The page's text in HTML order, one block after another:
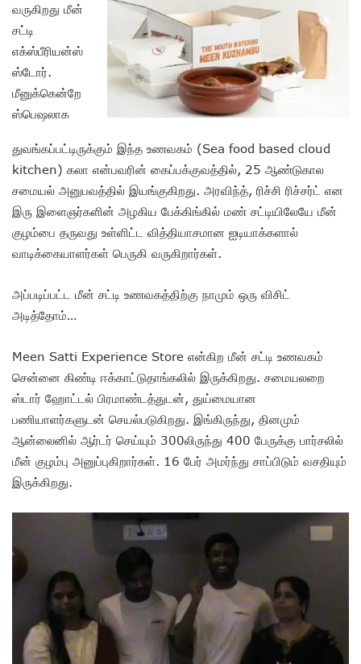
வருகிறது மீன்
சட்டி
எக்ஸ்பீரியன்ஸ்
ஸ்டோர்.
மீனுக்கென்றே
ஸ்பெஷலாக
துவங்கப்பட்டிருக்கும் இந்த உணவகம் (Sea food based cloud
kitchen) கலா என்பவரின் கைப்பக்குவத்தில், 25 ஆண்டுகால
சமையல் அனுபவத்தில் இயங்குகிறது. அரவிந்த், ரிச்சி ரிச்சர்ட் என
இரு இளைஞர்களின் அழகிய பேக்கிங்கில் மண் சட்டியிலேயே மீன்
குழம்பை தருவது உள்ளிட்ட வித்தியாசமான ஐடியாக்களால்
வாடிக்கையாளர்கள் பெருகி வருகிறார்கள்.
அப்படிப்பட்ட மீன் சட்டி உணவகத்திற்கு நாமும் ஒரு விசிட்
அடித்தோம்…
Meen Satti Experience Store என்கிற மீன் சட்டி உணவகம்
சென்னை கிண்டி ஈக்காட்டுதாங்கலில் இருக்கிறது. சமையலறை
ஸ்டார் ஹோட்டல் பிரமாண்டத்துடன், துய்மையான
பணியாளர்களுடன் செயல்படுகிறது. இங்கிருந்து, தினமும்
ஆன்லைனில் ஆர்டர் செய்யும் 300லிருந்து 400 பேருக்கு பார்சலில்
மீன் குழம்பு அனுப்புகிறார்கள். 16 பேர் அமர்ந்து சாப்பிடும் வசதியும்
இருக்கிறது.